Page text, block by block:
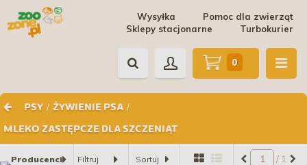
Pomoc dla zwierząt
Wysyłka
Turbokurier
Sklepy stacjonarne
PSY / ŻYWIENIE PSA /
MLEKO ZASTĘPCZE DLA SZCZENIĄT
0
/ 1